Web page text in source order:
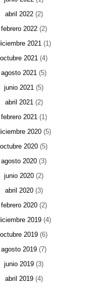
abril 2022(2)
febrero 2022(2)
2021(1)
octubre 2021 (4)
agosto 2021 (5)
junio 2021 (5)
abril 2021(2)
febrero 2021(1)
2020(5)
octubre 2020 (5)
agosto 2020 (3)
junio 2020 (2)
abril 2020(3)
febrero 2020(2)
2019(4)
octubre 2019 (6)
agosto 2019 (7)
junio 2019 (3)
abril 2019(4)